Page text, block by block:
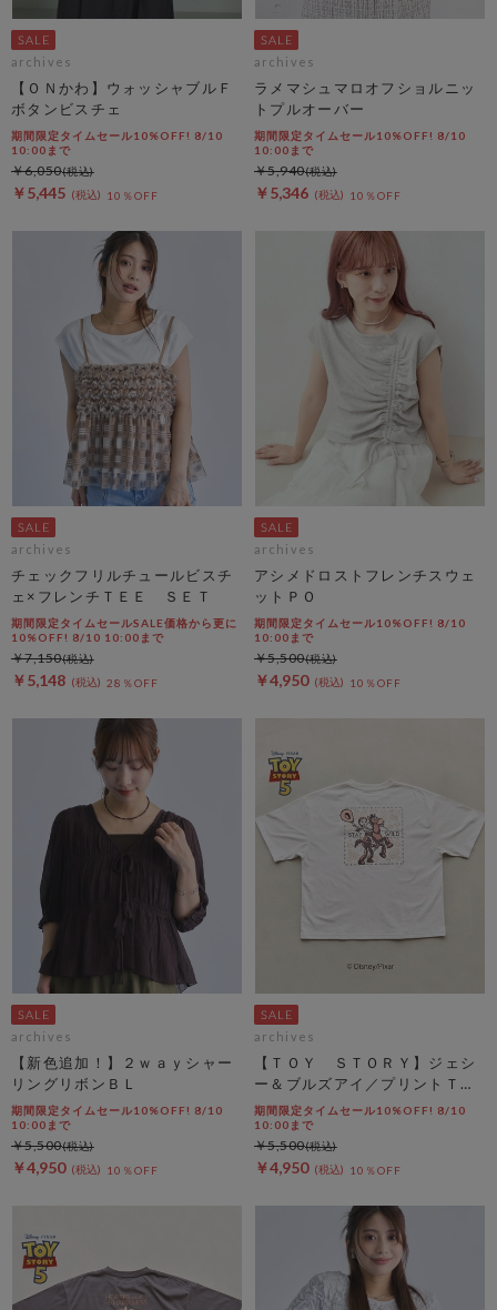
archives
【ＯＮかわ】ウォッシャブルＦ
ボタンビスチェ
期間限定タイムセール10%OFF! 8/10
10:00まで
￥5,445 10％OFF
￥6,050
archives
ラメマシュマロオフショルニッ
トプルオーバー
期間限定タイムセール10%OFF! 8/10
10:00まで
￥5,346 10％OFF
￥5,940
archives
チェックフリルチュールビスチ
ェ×フレンチＴＥＥ ＳＥＴ
期間限定タイムセールSALE価格から更に
10%OFF! 8/10 10:00まで
￥5,148 28％OFF
￥7,150
archives
アシメドロストフレンチスウェ
ットＰＯ
期間限定タイムセール10%OFF! 8/10
10:00まで
￥4,950 10％OFF
￥5,500
archives
【新色追加！】２ｗａｙシャー
リングリボンＢＬ
期間限定タイムセール10%OFF! 8/10
10:00まで
￥4,950 10％OFF
￥5,500
archives
【ＴＯＹ ＳＴＯＲＹ】ジェシ
ー＆ブルズアイ／プリントＴオ
フ
期間限定タイムセール10%OFF! 8/10
10:00まで
￥4,950 10％OFF
￥5,500